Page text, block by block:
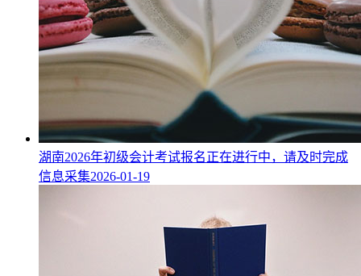
湖南2026年初级会计考试报名正在进行中，请及时完成
信息采集2026-01-19